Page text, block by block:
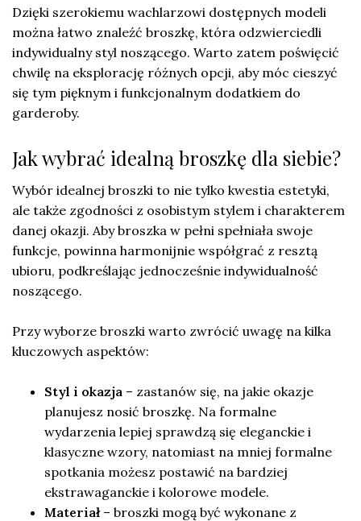
Dzięki szerokiemu wachlarzowi dostępnych modeli
można łatwo znaleźć broszkę, która odzwierciedli
indywidualny styl noszącego. Warto zatem poświęcić
chwilę na eksplorację różnych opcji, aby móc cieszyć
się tym pięknym i funkcjonalnym dodatkiem do
garderoby.
Jak wybrać idealną broszkę dla siebie?
Wybór idealnej broszki to nie tylko kwestia estetyki,
ale także zgodności z osobistym stylem i charakterem
danej okazji. Aby broszka w pełni spełniała swoje
funkcje, powinna harmonijnie współgrać z resztą
ubioru, podkreślając jednocześnie indywidualność
noszącego.
Przy wyborze broszki warto zwrócić uwagę na kilka
kluczowych aspektów:
Styl i okazja – zastanów się, na jakie okazje
planujesz nosić broszkę. Na formalne
wydarzenia lepiej sprawdzą się eleganckie i
klasyczne wzory, natomiast na mniej formalne
spotkania możesz postawić na bardziej
ekstrawaganckie i kolorowe modele.
Materiał– broszki mogą być wykonane z